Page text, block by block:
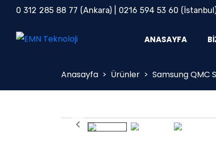
0 312 285 88 77 (Ankara) | 0216 594 53 60
ANASAYFA
Anasayfa > Ürünler > Samsung QMC